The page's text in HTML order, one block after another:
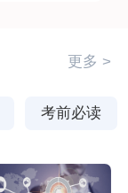
更多 >
考前必读